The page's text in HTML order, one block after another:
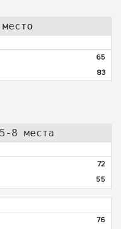
65
83
8 места
72
55
76